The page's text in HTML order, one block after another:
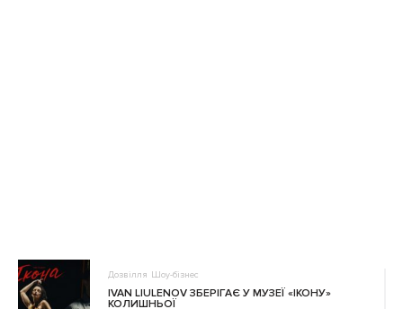
Дозвілля Шоу-бізнес
IVAN LIULENOV ЗБЕРІГАЄ У МУЗЕЇ «ІКОНУ»
КОЛИШНЬОЇ